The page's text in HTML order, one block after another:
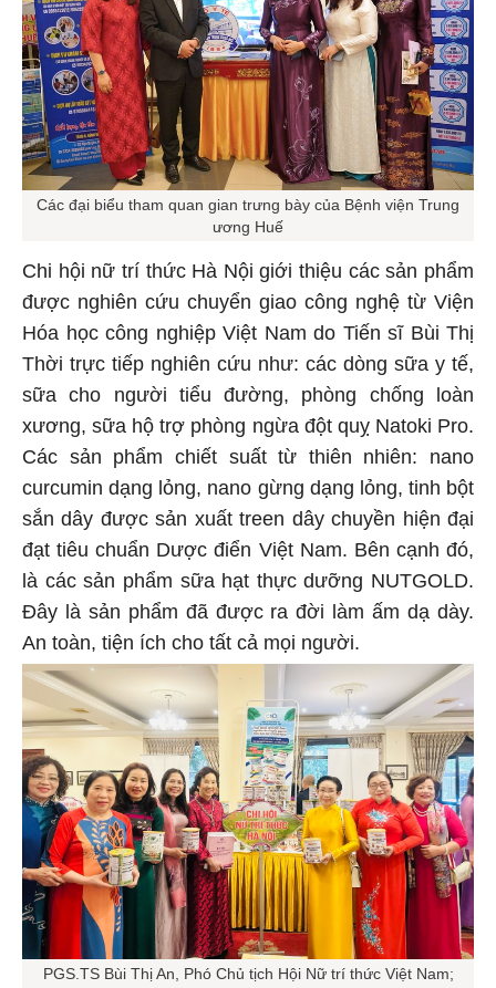
Các đại biểu tham quan gian trưng bày của Bệnh viện Trung
ương Huế
Chi hội nữ trí thức Hà Nội giới thiệu các sản phẩm
được nghiên cứu chuyển giao công nghệ từ Viện
Hóa học công nghiệp Việt Nam do Tiến sĩ Bùi Thị
Thời trực tiếp nghiên cứu như: các dòng sữa y tế,
sữa cho người tiểu đường, phòng chống loàn
xương, sữa hộ trợ phòng ngừa đột quỵ Natoki Pro.
Các sản phẩm chiết suất từ thiên nhiên: nano
curcumin dạng lỏng, nano gừng dạng lỏng, tinh bột
sắn dây được sản xuất treen dây chuyền hiện đại
đạt tiêu chuẩn Dược điển Việt Nam. Bên cạnh đó,
là các sản phẩm sữa hạt thực dưỡng NUTGOLD.
Đây là sản phẩm đã được ra đời làm ấm dạ dày.
An toàn, tiện ích cho tất cả mọi người.
PGS.TS Bùi Thị An, Phó Chủ tịch Hội Nữ trí thức Việt Nam;